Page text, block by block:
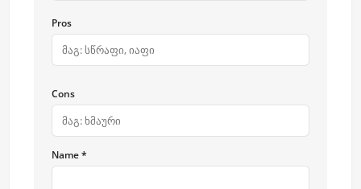
Pros
Cons
Name *